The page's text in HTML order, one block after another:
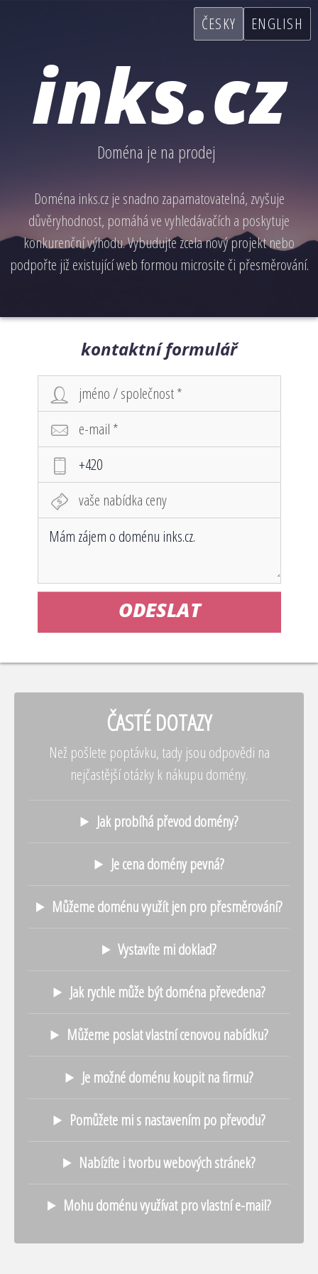
ČESKY ENGLISH
inks.cz
Doména je na prodej
Doména inks.cz je snadno zapamatovatelná, zvyšuje
důvěryhodnost, pomáhá ve vyhledávačích a poskytuje
konkurenční výhodu. Vybudujte zcela nový projekt nebo
podpořte již existující web formou microsite či přesměrování.
kontaktní formulář
ODESLAT
ČASTÉ DOTAZY
Než pošlete poptávku, tady jsou odpovědi na
nejčastější otázky k nákupu domény.
Jak probíhá převod domény?
Je cena domény pevná?
Můžeme doménu využít jen pro přesměrování?
Vystavíte mi doklad?
Jak rychle může být doména převedena?
Můžeme poslat vlastní cenovou nabídku?
Je možné doménu koupit na firmu?
Pomůžete mi s nastavením po převodu?
Nabízíte i tvorbu webových stránek?
Mohu doménu využívat pro vlastní e-mail?